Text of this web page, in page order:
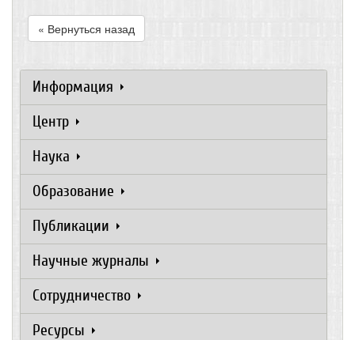
« Вернуться назад
Информация
Центр
Наука
Образование
Публикации
Научные журналы
Сотрудничество
Ресурсы